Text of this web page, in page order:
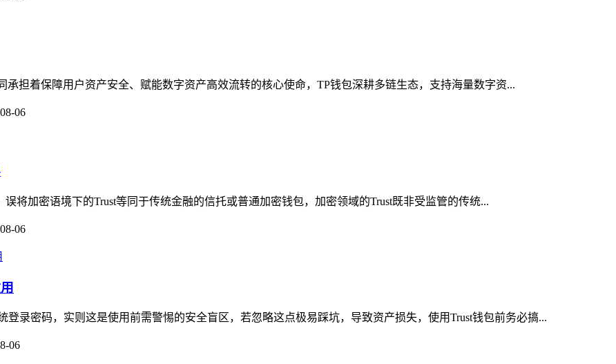
承担着保障用户资产安全、赋能数字资产高效流转的核心使命，TP钱包深耕多链生态，支持海量数字资...
06
将加密语境下的Trust等同于传统金融的信托或普通加密钱包，加密领域的Trust既非受监管的传统...
06
登录密码，实则这是使用前需警惕的安全盲区，若忽略这点极易踩坑，导致资产损失，使用Trust钱包前务必搞...
06